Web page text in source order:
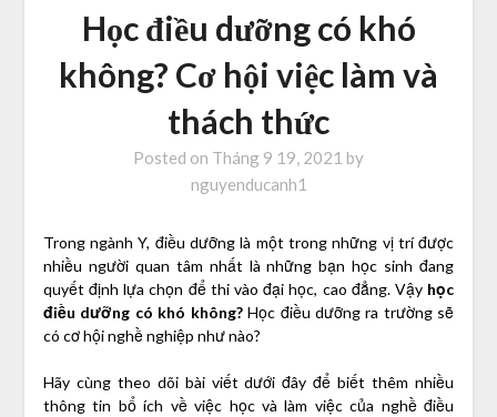
Học điều dưỡng có khó
không? Cơ hội việc làm và
thách thức
Posted on Tháng 9 19, 2021 by
nguyenducanh1
Trong ngành Y, điều dưỡng là một trong những vị trí được
nhiều người quan tâm nhất là những bạn học sinh đang
quyết định lựa chọn để thi vào đại học, cao đẳng. Vậy học
điều dưỡng có khó không?Học điều dưỡng ra trường sẽ
có cơ hội nghề nghiệp như nào?
Hãy cùng theo dõi bài viết dưới đây để biết thêm nhiều
thông tin bổ ích về việc học và làm việc của nghề điều